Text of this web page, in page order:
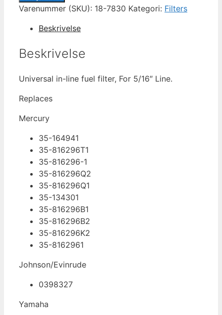
7830
FILTER
Varenummer (SKU): 18-7830 Kategori: Filters
Beskrivelse
Beskrivelse
Universal in-line fuel filter, For 5/16″ Line.
Replaces
Mercury
35-164941
35-816296T1
35-816296-1
35-816296Q2
35-816296Q1
35-134301
35-816296B1
35-816296B2
35-816296K2
35-8162961
Johnson/Evinrude
0398327
Yamaha